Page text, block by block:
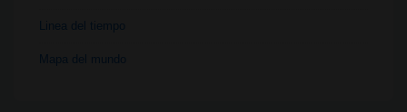
Linea del tiempo
Mapa del mundo